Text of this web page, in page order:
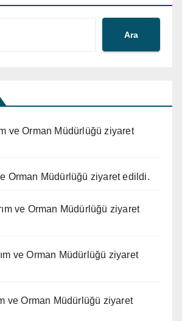
Ara
ve Orman Müdürlüğü ziyaret
Orman Müdürlüğü ziyaret edildi.
ve Orman Müdürlüğü ziyaret
ve Orman Müdürlüğü ziyaret
ve Orman Müdürlüğü ziyaret